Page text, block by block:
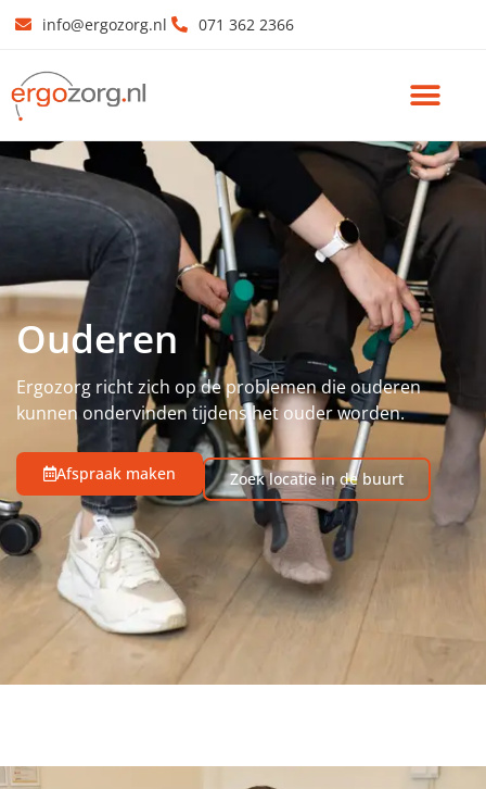
info@ergozorg.nl 071 362 2366
Ouderen
Ergozorg richt zich op de problemen die ouderen
kunnen ondervinden tijdens het ouder worden.
Afspraak maken Zoek locatie in de buurt